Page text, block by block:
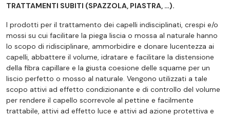
TRATTAMENTI SUBITI (SPAZZOLA, PIASTRA, …).
I prodotti per il trattamento dei capelli indisciplinati, crespi e/o
mossi su cui facilitare la piega liscia o mossa al naturale hanno
lo scopo di ridisciplinare, ammorbidire e donare lucentezza ai
capelli, abbattere il volume, idratare e facilitare la distensione
della fibra capillare e la giusta coesione delle squame per un
liscio perfetto o mosso al naturale. Vengono utilizzati a tale
scopo attivi ad effetto condizionante e di controllo del volume
per rendere il capello scorrevole al pettine e facilmente
trattabile, attivi ad effetto luce e attivi ad azione protettiva e